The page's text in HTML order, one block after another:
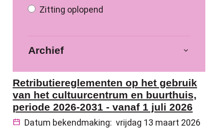
Zitting oplopend
Archief
Bekendmakingen
Retributiereglementen op het gebruik
van het cultuurcentrum en buurthuis,
periode 2026-2031 - vanaf 1 juli 2026
Datum bekendmaking: vrijdag 13 maart 2026